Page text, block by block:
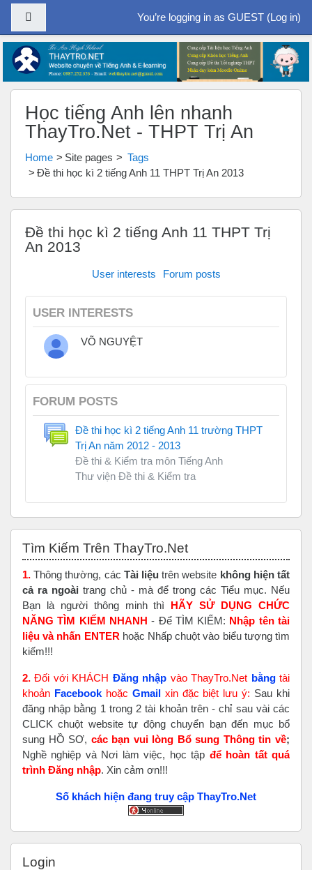
Skip to main content
You’re logging in as GUEST (Log in)
Học tiếng Anh lên nhanh
ThayTro.Net - THPT Trị An
Home Site pages
Tags
Đề thi học kì 2 tiếng Anh 11 THPT Trị An 2013
Đề thi học kì 2 tiếng Anh 11 THPT Trị
An 2013
User interests Forum posts
USER INTERESTS
VÕ NGUYỆT
FORUM POSTS
Đề thi học kì 2 tiếng Anh 11 trường THPT
Trị An năm 2012 - 2013
Đề thi & Kiểm tra môn Tiếng Anh
Thư viện Đề thi & Kiểm tra
Tìm Kiếm Trên ThayTro.Net
1. Thông thường, các Tài liệu trên website không hiện tất
cả ra ngoài trang chủ - mà để trong các Tiểu mục. Nếu
Bạn là người thông minh thì HÃY SỬ DỤNG CHỨC
NĂNG TÌM KIẾM NHANH - Để TÌM KIẾM: Nhập tên tài
liệu và nhấn ENTER hoặc Nhấp chuột vào biểu tượng tìm
kiếm!!!
2. Đối với KHÁCH Đăng nhập vào ThayTro.Net bằngtài
khoản Facebook hoặc Gmailxin đặc biệt lưu ý: Sau khi
đăng nhập bằng 1 trong 2 tài khoản trên - chỉ sau vài các
CLICK chuột website tự động chuyển bạn đến mục bổ
sung HỒ SƠ, các bạn vui lòng Bổ sung Thông tin về;
Nghề nghiệp và Nơi làm việc, học tập để hoàn tấtquá
trình Đăng nhập. Xin cảm ơn!!!
Số khách hiện đang truy cập ThayTro.Net
Login